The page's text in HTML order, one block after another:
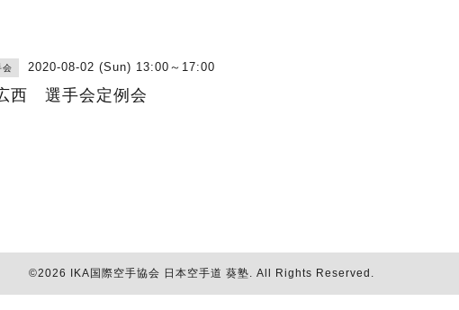
会 2020-08-02 (Sun) 13:00～17:00
西 選手会定例会
©2026 IKA国際空手協会 日本空手道 葵塾. All Rights Reserved.